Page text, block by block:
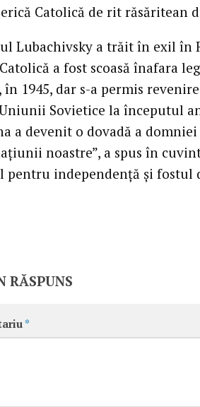
Catolică de rit răsăritean
Lubachivsky a trăit în exil în
a fost scoasă înafara
în 1945, dar s-a permis
Sovietice la începutul
a devenit o dovadă a
noastre”, a spus în
pentru independenţă şi fostul
RĂSPUNS
*